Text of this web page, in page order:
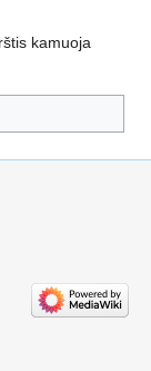
kamuoja